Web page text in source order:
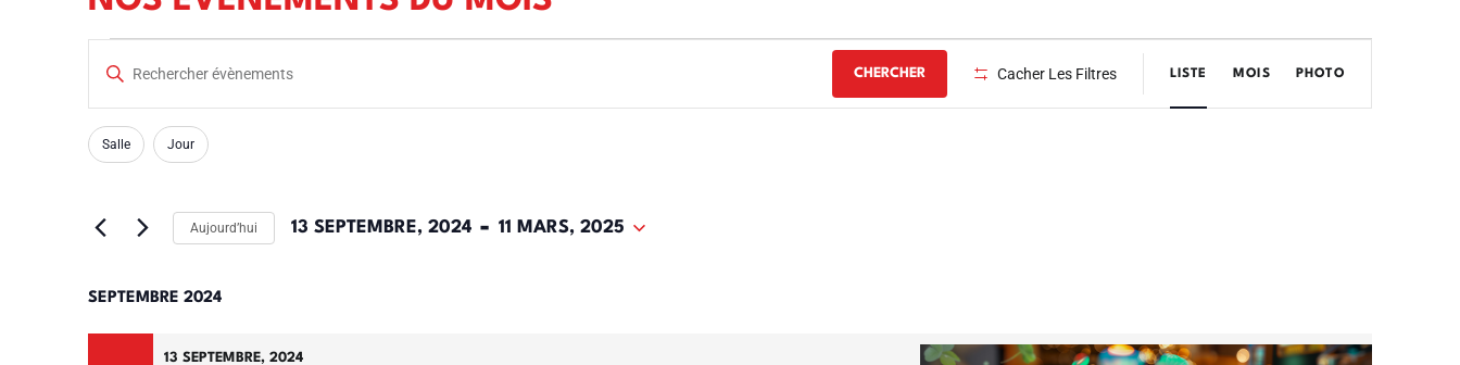
et
navigation
de
Évènements
Saisir
clé.
Rechercher
par
CHERCHER Cacher Les Filtres
de
vues
LISTE MOIS PHOTO
FILTRES
La
l'une
entrées
formulaire
Salle Jour
Aujourd’hui 13 SEPTEMBRE, 2024 - 11 MARS, 2025
SEPTEMBRE 2024
13 SEPTEMBRE, 2024